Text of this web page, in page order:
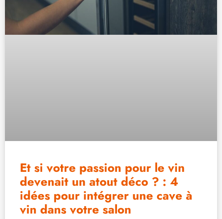
Et si votre passion pour le vin
devenait un atout déco ? : 4
idées pour intégrer une cave à
vin dans votre salon